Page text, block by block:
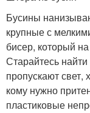
Бусины
крупные с
бисер, который
Старайтесь
пропускают свет,
кому нужно
пластиковые